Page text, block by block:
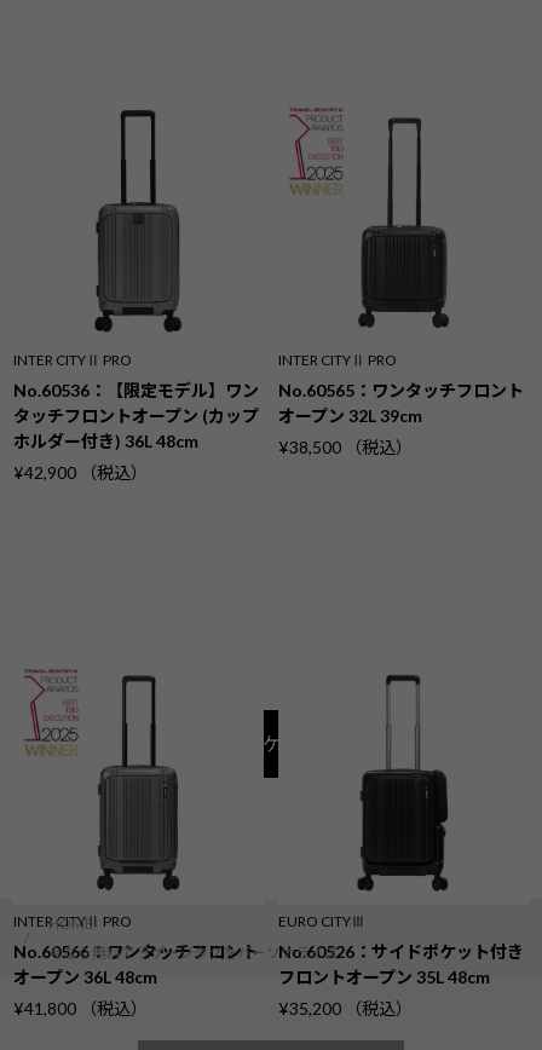
INTER CITYⅡ PRO
No.60536：【限定モデル】ワン
タッチフロントオープン (カップ
ホルダー付き) 36L 48cm
¥42,900 （税込）
INTER CITYⅡ PRO
No.60565：ワンタッチフロント
オープン 32L 39cm
¥38,500 （税込）
INTER CITYⅡ PRO
No.60566：ワンタッチフロント
オープン 36L 48cm
¥41,800 （税込）
EURO CITYⅢ
No.60526：サイドポケット付き
フロントオープン 35L 48cm
¥35,200 （税込）
キャリーケース一覧
HOME
/
今なら無料でラゲージタグをパーソナライズ